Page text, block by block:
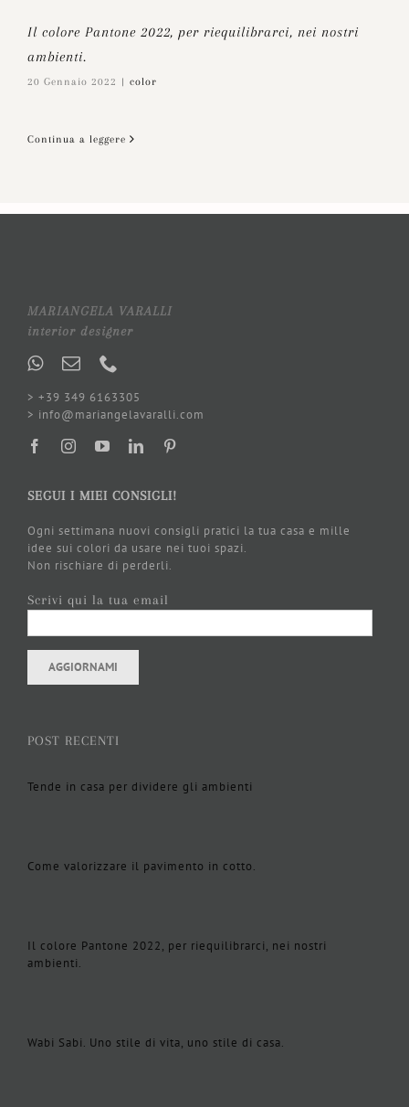
Il colore Pantone 2022, per riequilibrarci, nei nostri
ambienti.
20 Gennaio 2022 | color
Continua a leggere
MARIANGELA VARALLI
interior designer
> +39 349 6163305
> info@mariangelavaralli.com
SEGUI I MIEI CONSIGLI!
Ogni settimana nuovi consigli pratici la tua casa e mille
idee sui colori da usare nei tuoi spazi.
Non rischiare di perderli.
Scrivi qui la tua email
POST RECENTI
Tende in casa per dividere gli ambienti
Come valorizzare il pavimento in cotto.
Il colore Pantone 2022, per riequilibrarci, nei nostri
ambienti.
Wabi Sabi. Uno stile di vita, uno stile di casa.